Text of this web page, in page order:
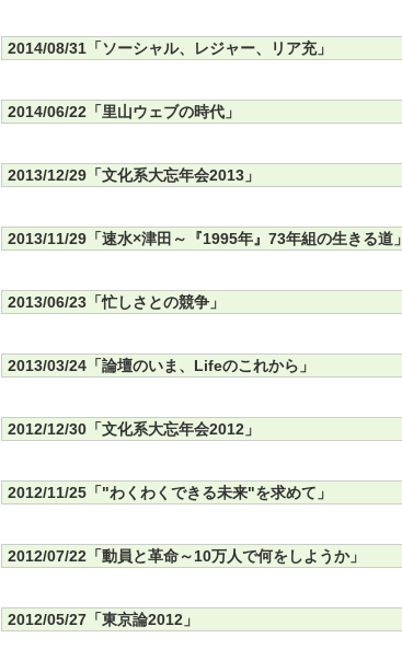
2014/08/31「ソーシャル、レジャー、リア充」
2014/06/22「里山ウェブの時代」
2013/12/29「文化系大忘年会2013」
2013/11/29「速水×津田～『1995年』73年組の生きる道」
2013/06/23「忙しさとの競争」
2013/03/24「論壇のいま、Lifeのこれから」
2012/12/30「文化系大忘年会2012」
2012/11/25「"わくわくできる未来"を求めて」
2012/07/22「動員と革命～10万人で何をしようか」
2012/05/27「東京論2012」